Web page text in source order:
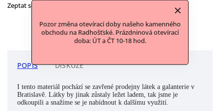
Pozor změna otevírací doby našeho kamenného
obchodu na Radhošťské. Prázdninová otevírací
doba: ÚT a ČT 10-18 hod.
Zeptat se
POPIS DISKUZE
I tento materiál pochází se zavřené prodejny látek a galanterie v
Bratislavě. Látky by jinak zůstaly ležet ladem, tak jsme je
odkoupili a snažíme se je nabídnout k dalšímu využití.